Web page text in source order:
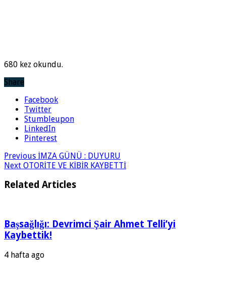
680 kez okundu.
Share
Facebook
Twitter
Stumbleupon
LinkedIn
Pinterest
Previous İMZA GÜNÜ : DUYURU
Next OTORİTE VE KİBİR KAYBETTİ
Related Articles
Başsağlığı: Devrimci Şair Ahmet Telli’yi
Kaybettik!
4 hafta ago